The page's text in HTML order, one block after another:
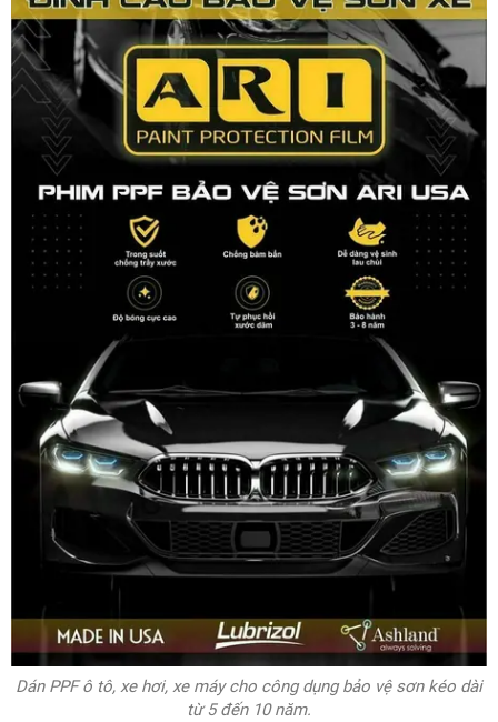
Dán PPF ô tô, xe hơi, xe máy cho công dụng bảo vệ sơn kéo dài
từ 5 đến 10 năm.